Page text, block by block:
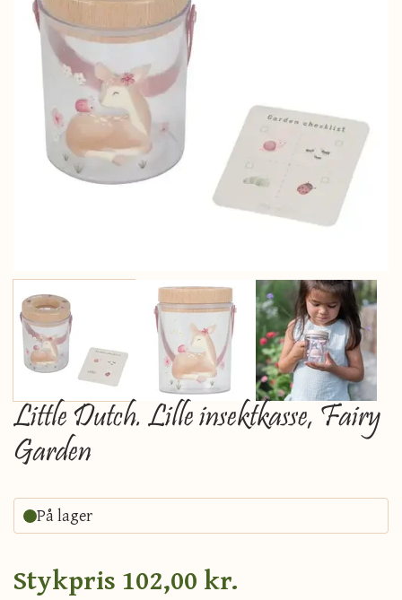
Little Dutch. Lille insektkasse, Fairy
Garden
På lager
Stykpris 102,00 kr.